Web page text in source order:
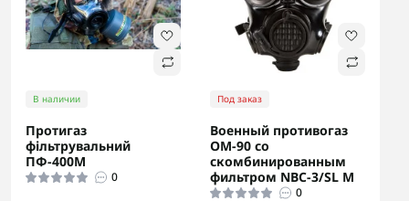
В наличии
Протигаз
фільтрувальний
ПФ-400М
0
Под заказ
Военный противогаз
OM-90 со
скомбинированным
фильтром NBC-3/SL M
0